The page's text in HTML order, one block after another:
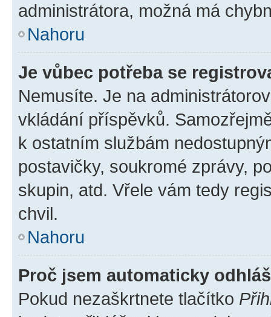
administrátora, možná má
Nahoru
Je vůbec potřeba se
Nemusíte. Je na
vkládání příspěvků.
k ostatním službám
postavičky, soukromé zprávy,
skupin, atd. Vřele vám tedy
chvil.
Nahoru
Proč jsem automaticky
Pokud nezaškrtnete tlačítko